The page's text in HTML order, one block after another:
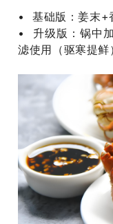
• 基础版‌：姜末+
‌• 升级版‌：锅中
滤使用（驱寒提鲜